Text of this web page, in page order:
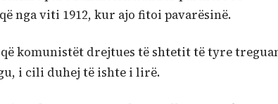
nga viti 1912, kur ajo fitoi pavarësinë.
komunistët drejtues të shtetit të tyre
i cili duhej të ishte i lirë.